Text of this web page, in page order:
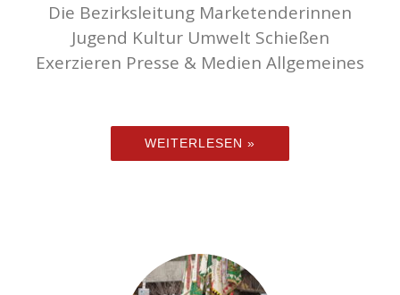
Die Bezirksleitung Marketenderinnen
Jugend Kultur Umwelt Schießen
Exerzieren Presse & Medien Allgemeines
WEITERLESEN »